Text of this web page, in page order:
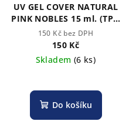
d
UV GEL COVER NATURAL
PINK NOBLES 15 ml. (TPO
free)
150 Kč bez DPH
150 Kč
Skladem (6 ks)
Do košíku